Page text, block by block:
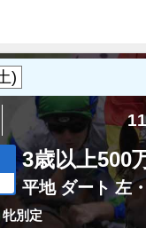
3歳以上500
平地 ダート 左
別定